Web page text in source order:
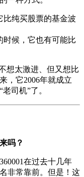
比纯买股票的基金波
时候，它也有可能比
想太激进、但又想比
，它2006年就成立
司机”了。
吗？
在过去十几年
非常靠前。但是！这